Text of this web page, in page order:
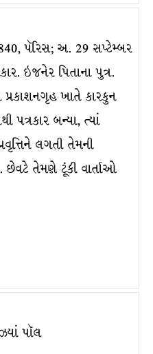
પૅરિસ; અ. 29 સપ્ટેમ્બર
ઇજનેર પિતાના પુત્ર.
પ્રકાશનગૃહ ખાતે કારકુન
પત્રકાર બન્યા, ત્યાં
લગતી તેમની
છેવટે તેમણે ટૂંકી વાર્તાઓ
પૉલ